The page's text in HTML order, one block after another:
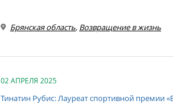
Брянская область, Возвращение в жизнь
02 АПРЕЛЯ 2025
Тинатин Рубис: Лауреат спортивной премии